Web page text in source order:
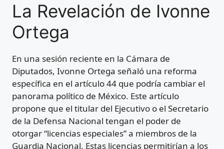
La Revelación de Ivonne
Ortega
En una sesión reciente en la Cámara de
Diputados, Ivonne Ortega señaló una reforma
específica en el artículo 44 que podría cambiar el
panorama político de México. Este artículo
propone que el titular del Ejecutivo o el Secretario
de la Defensa Nacional tengan el poder de
otorgar “licencias especiales” a miembros de la
Guardia Nacional. Estas licencias permitirían a los